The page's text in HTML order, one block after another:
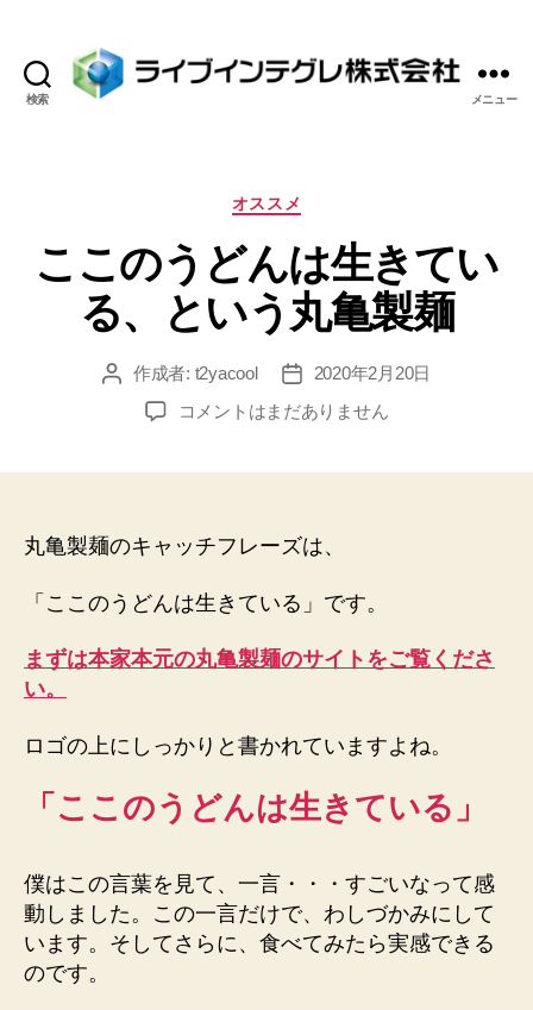
検索
イ
テ
グ
レ
株
会
社
メニュー
カ
ゴ
リ
ー
オススメ
ここのうどんは生きてい
る、という丸亀製麺
投 作成者: t2yacool
投
稿
2020年2月20日
こ
ん
生
き
て
い
い
丸
麺
へ
の
コメントはまだありません
丸亀製麺のキャッチフレーズは、
「ここのうどんは生きている」です。
まずは本家本元の丸亀製麺のサイトをご覧くださ
い。
ロゴの上にしっかりと書かれていますよね。
「ここのうどんは生きている」
僕はこの言葉を見て、一言・・・すごいなって感
動しました。この一言だけで、わしづかみにして
います。そしてさらに、食べてみたら実感できる
のです。